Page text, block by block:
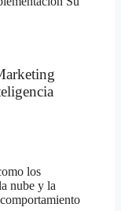
los
nube y la